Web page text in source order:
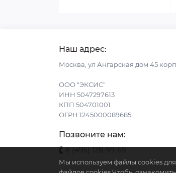
Наш адрес:
Москва, ул Ангарская дом 45
ООО "ЭКСИС"
ИНН 5047297613
КПП 504701001
ОГРН 1245000089685
Позвоните нам:
8 (495) 128-99-69
Мы используем файлы cookies